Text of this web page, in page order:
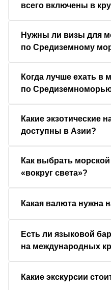
всего включены в
Нужны ли визы для
по Средиземному
Когда лучше ехать в
по
Какие экзотические
доступны в Азии?
Как выбрать морской
«вокруг света»?
Какая валюта нужна
Есть ли языковой
на международных
Какие экскурсии